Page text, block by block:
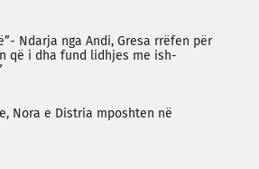
Ndarja nga Andi, Gresa rrëfen për
që i dha fund lidhjes me ish-
Nora e Distria mposhten në